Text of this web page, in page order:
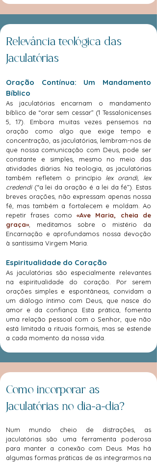
Relevância teológica das
Jaculatórias
Oração Contínua: Um Mandamento
Bíblico
As jaculatórias encarnam o mandamento
bíblico de “orar sem cessar” (1 Tessalonicenses
5, 17). Embora muitas vezes pensemos na
oração como algo que exige tempo e
concentração, as jaculatórias, lembram-nos de
que nossa comunicação com Deus, pode ser
constante e simples, mesmo no meio das
atividades diárias. Na teologia, as jaculatórias
também refletem o princípio lex orandi, lex
credendi(“a lei da oração é a lei da fé”). Estas
breves orações, não expressam apenas nossa
fé, mas também a fortalecem e moldam. Ao
repetir frases como «Ave Maria, cheia de
graça», meditamos sobre o mistério da
Encarnação e aprofundamos nossa devoção
à santíssima Virgem Maria.
Espiritualidade do Coração
As jaculatórias são especialmente relevantes
na espiritualidade do coração. Por serem
orações simples e espontâneas, convidam a
um diálogo íntimo com Deus, que nasce do
amor e da confiança. Esta prática, fomenta
uma relação pessoal com o Senhor, que não
está limitada a rituais formais, mas se estende
a cada momento da nossa vida.
Como incorporar as
Jaculatórias no dia-a-dia?
Num mundo cheio de distrações, as
jaculatórias são uma ferramenta poderosa
para manter a conexão com Deus. Mas há
algumas formas práticas de as integrarmos na